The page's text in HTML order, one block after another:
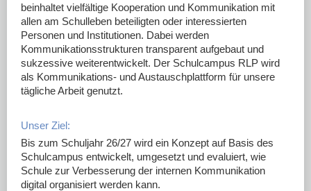
beinhaltet vielfältige Kooperation und Kommunikation mit
allen am Schulleben beteiligten oder interessierten
Personen und Institutionen. Dabei werden
Kommunikationsstrukturen transparent aufgebaut und
sukzessive weiterentwickelt. Der Schulcampus RLP wird
als Kommunikations- und Austauschplattform für unsere
tägliche Arbeit genutzt.
Unser Ziel:
Bis zum Schuljahr 26/27 wird ein Konzept auf Basis des
Schulcampus entwickelt, umgesetzt und evaluiert, wie
Schule zur Verbesserung der internen Kommunikation
digital organisiert werden kann.